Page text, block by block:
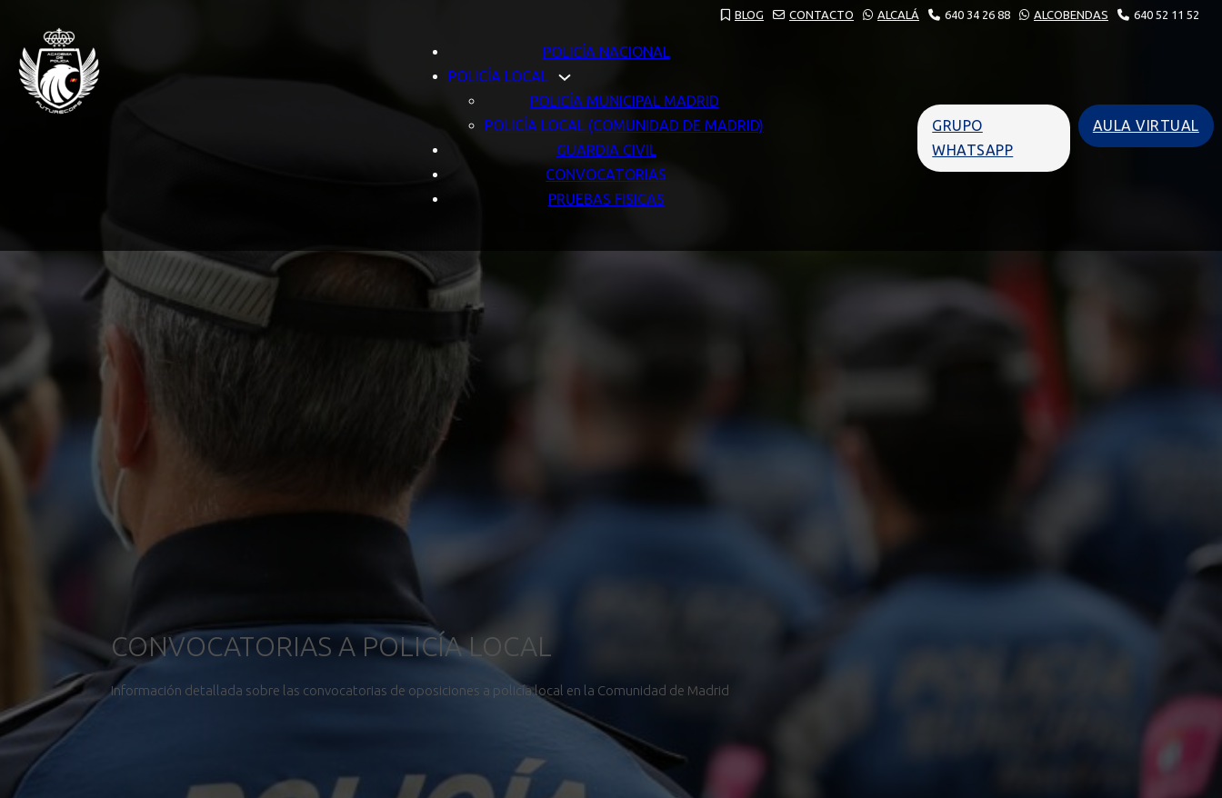
BLOG CONTACTO ALCALÁ 640 34 26 88 ALCOBENDAS 640 52 11 52
POLICÍA NACIONAL
POLICÍA LOCAL
POLICÍA MUNICIPAL MADRID
POLICÍA LOCAL (COMUNIDAD DE MADRID)
GUARDIA CIVIL
CONVOCATORIAS
PRUEBAS FISICAS
GRUPO
WHATSAPP
AULA VIRTUAL
CONVOCATORIAS A POLICÍA LOCAL
Información detallada sobre las convocatorias de oposiciones a policía local en la Comunidad de Madrid